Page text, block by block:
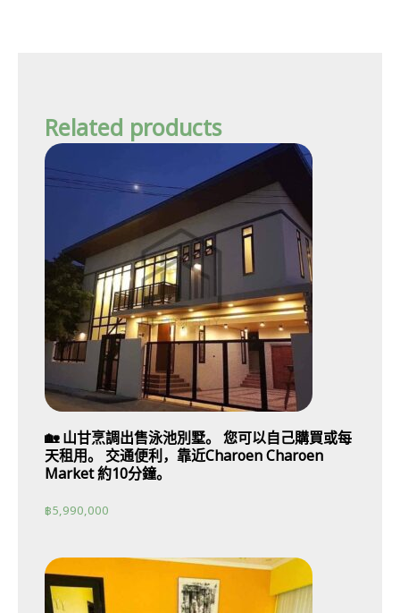
Related products
🏡 山甘烹調出售泳池別墅。 您可以自己購買或每
天租用。 交通便利，靠近Charoen Charoen
Market 約10分鐘。
฿5,990,000